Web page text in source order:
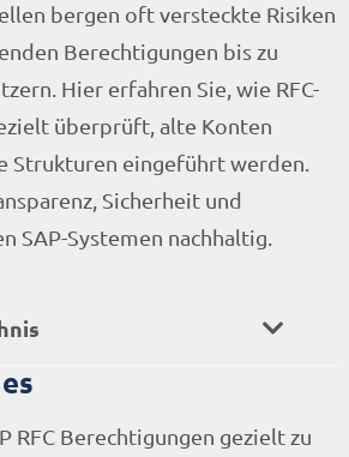
bergen oft versteckte Risiken
Berechtigungen bis zu
Hier erfahren Sie, wie RFC-
überprüft, alte Konten
Strukturen eingeführt werden.
Sicherheit und
SAP-Systemen nachhaltig.
RFC Berechtigungen gezielt zu